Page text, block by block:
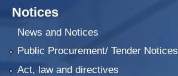
Notices
News and Notices
Public Procurement/ Tender Notices
Act, law and directives